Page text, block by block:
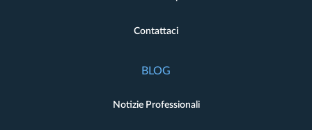
Contattaci
BLOG
Notizie Professionali